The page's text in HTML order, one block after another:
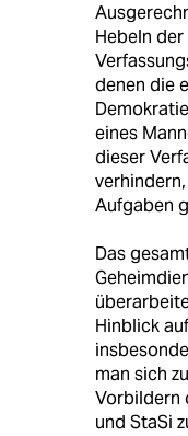
Hebeln
denen die
eines
dieser
Aufgaben
Das
Hinblick
man sich
Vorbildern
und StaSi